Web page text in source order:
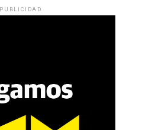
PUBLICIDAD